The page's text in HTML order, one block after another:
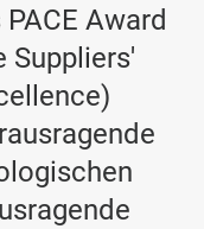
Award
Suppliers'